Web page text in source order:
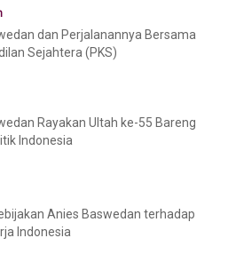
dan Perjalanannya Bersama
Sejahtera (PKS)
Rayakan Ultah ke-55 Bareng
Indonesia
Anies Baswedan terhadap
Indonesia